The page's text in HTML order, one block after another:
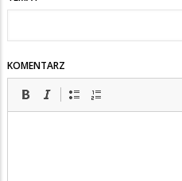
KOMENTARZ